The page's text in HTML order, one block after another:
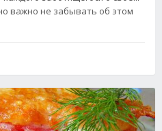
важно не забывать об этом